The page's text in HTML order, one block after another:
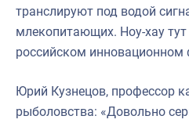
транслируют под водой
млекопитающих. Ноу-хау
российском инновационном
Юрий Кузнецов, профессор
рыболовства: «Довольно